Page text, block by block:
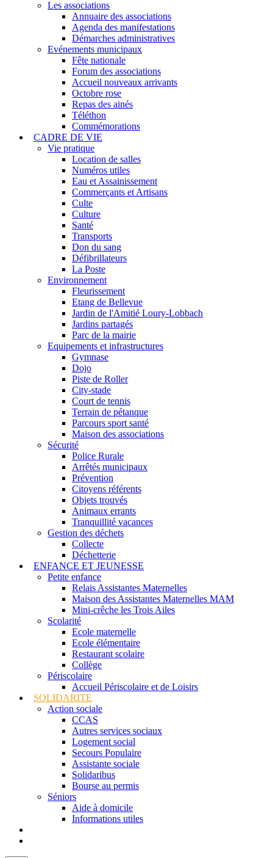
Les associations
Annuaire des associations
Agenda des manifestations
Démarches administratives
Evénements municipaux
Fête nationale
Forum des associations
Accueil nouveaux arrivants
Octobre rose
Repas des ainés
Téléthon
Commémorations
CADRE DE VIE
Vie pratique
Location de salles
Numéros utiles
Eau et Assainissement
Commerçants et Artisans
Culte
Culture
Santé
Transports
Don du sang
Défibrillateurs
La Poste
Environnement
Fleurissement
Etang de Bellevue
Jardin de l'Amitié Loury-Lobbach
Jardins partagés
Parc de la mairie
Equipements et infrastructures
Gymnase
Dojo
Piste de Roller
City-stade
Court de tennis
Terrain de pétanque
Parcours sport santé
Maison des associations
Sécurité
Police Rurale
Arrêtés municipaux
Prévention
Citoyens référents
Objets trouvés
Animaux errants
Tranquillité vacances
Gestion des déchets
Collecte
Déchetterie
ENFANCE ET JEUNESSE
Petite enfance
Relais Assistantes Maternelles
Maison des Assistantes Maternelles MAM
Mini-crêche les Trois Ailes
Scolarité
Ecole maternelle
Ecole élémentaire
Restaurant scolaire
Collège
Périscolaire
Accueil Périscolaire et de Loisirs
SOLIDARITE
Action sociale
CCAS
Autres services sociaux
Logement social
Secours Populaire
Assistante sociale
Solidaribus
Bourse au permis
Séniors
Aide à domicile
Informations utiles